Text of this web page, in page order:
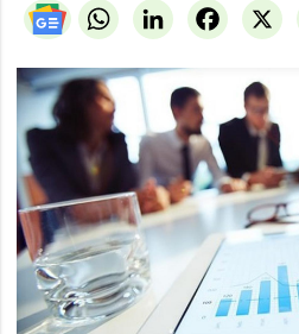
WhatsAppLinkedIn X
Facebook